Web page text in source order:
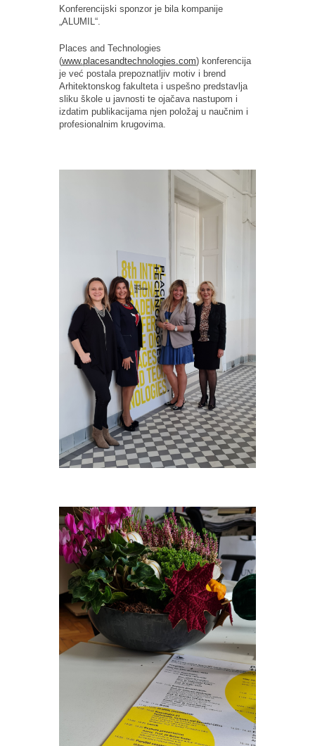
Konferencijski sponzor je bila kompanije
„ALUMIL“.
Places and Technologies
(www.placesandtechnologies.com) konferencija
je već postala prepoznatljiv motiv i brend
Arhitektonskog fakulteta i uspešno predstavlja
sliku škole u javnosti te ojačava nastupom i
izdatim publikacijama njen položaj u naučnim i
profesionalnim krugovima.